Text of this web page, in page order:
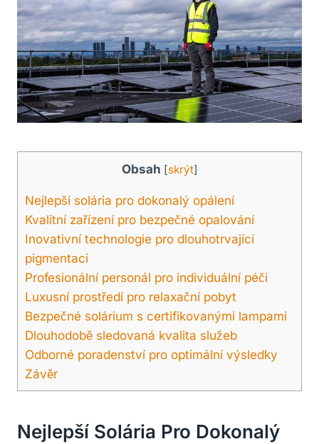
Obsah [skrýt]
Nejlepší solária pro dokonalý opálení
Kvalitní zařízení pro bezpečné opalování
Inovativní technologie pro dlouhotrvající
pigmentaci
Profesionální personál pro individuální péči
Luxusní prostředí pro relaxační pobyt
Bezpečné solárium s certifikovanými lampami
Dlouhodobě sledovaná kvalita služeb
Odborné poradenství pro optimální výsledky
Závěr
Nejlepší Solária Pro Dokonalý